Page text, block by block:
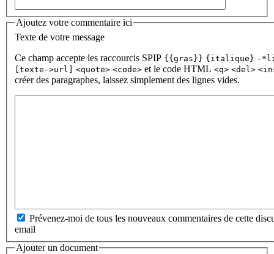
Ajoutez votre commentaire ici
Texte de votre message
Ce champ accepte les raccourcis SPIP {{gras}} {italique} -
[texte->url] <quote> <code> et le code HTML <q> <del>
créer des paragraphes, laissez simplement des lignes vides.
Prévenez-moi de tous les nouveaux commentaires de cette
email
Ajouter un document